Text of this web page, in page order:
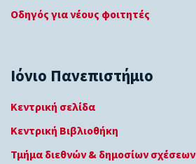
Οδηγός για νέους φοιτητές
Ιόνιο Πανεπιστήμιο
Κεντρική σελίδα
Κεντρική Βιβλιοθήκη
Τμήμα διεθνών & δημοσίων σχέσεων